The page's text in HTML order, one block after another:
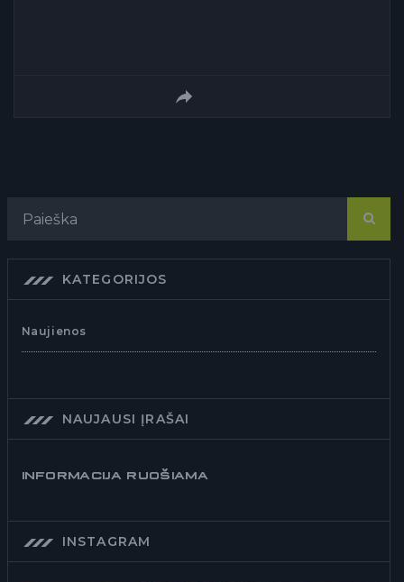
KATEGORIJOS
Naujienos
NAUJAUSI ĮRAŠAI
INFORMACIJA RUOŠIAMA
INSTAGRAM